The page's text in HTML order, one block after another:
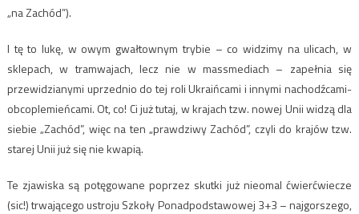
„na Zachód”).
I tę to lukę, w owym gwałtownym trybie – co widzimy na ulicach, w
sklepach, w tramwajach, lecz nie w massmediach – zapełnia się
przewidzianymi uprzednio do tej roli Ukraińcami i innymi nachodźcami-
obcoplemieńcami. Ot, co! Ci już tutaj, w krajach tzw. nowej Unii widzą dla
siebie „Zachód”, więc na ten „prawdziwy Zachód”, czyli do krajów tzw.
starej Unii już się nie kwapią.
Te zjawiska są potęgowane poprzez skutki już nieomal ćwierćwiecze
(sic!) trwającego ustroju Szkoły Ponadpodstawowej 3+3 – najgorszego,